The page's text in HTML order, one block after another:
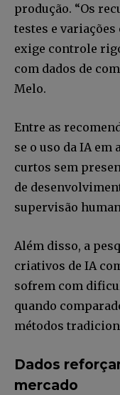
Faça parte
produção. “Os
testes e
exige controle
com dados de
Melo.
Entre as
se o uso da IA
curtos sem
de
supervisão
Além disso, a
criativos de IA
sofrem com
quando
métodos
Dados
mercado